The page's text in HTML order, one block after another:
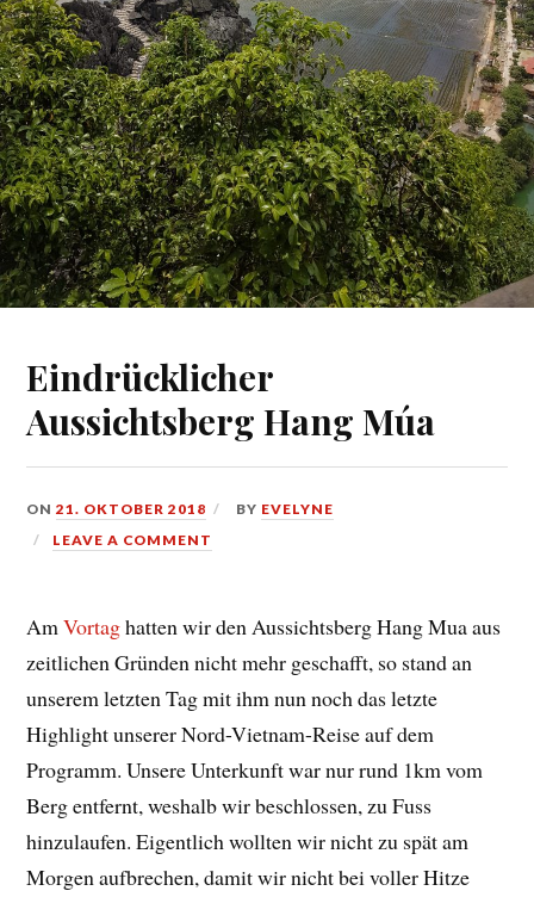
Eindrücklicher
Aussichtsberg Hang Múa
ON21. OKTOBER 2018 BY EVELYNE
LEAVE A COMMENT
AmVortaghatten wir den Aussichtsberg Hang Mua aus
zeitlichen Gründen nicht mehr geschafft, so stand an
unserem letzten Tag mit ihm nun noch das letzte
Highlight unserer Nord-Vietnam-Reise auf dem
Programm. Unsere Unterkunft war nur rund 1km vom
Berg entfernt, weshalb wir beschlossen, zu Fuss
hinzulaufen. Eigentlich wollten wir nicht zu spät am
Morgen aufbrechen, damit wir nicht bei voller Hitze